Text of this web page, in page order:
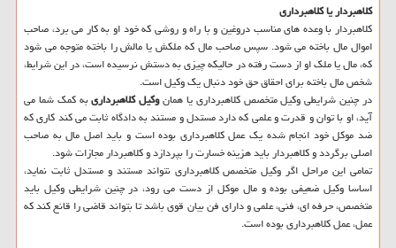
کلاهبردار یا کلاهبرداری
کلاهبردار با وعده های مناسب دروغین و با راه و روشی که خود او به کار می برد، صاحب
اموال مال باخته می شود. سپس صاحب مال که ملکش یا مالش را باخته متوجه می شود
که، مال یا ملک او از دست رفته در حالیکه چیزی به دستش نرسیده است، در این شرایط،
شخص مال باخته برای احقاق حق خود دنبال یک وکیل است.
در چنین شرایطی وکیل متخصص کلاهبرداری یا همانوکیل کلاهبرداریبه کمک شما می
آید، او با توان و قدرت و علمی که دارد مستدل و مستند به دادگاه ثابت می کند کاری که
ضد موکل خود انجام شده یک عمل کلاهبرداری بوده است و باید اصل مال به صاحب
اصلی برگردد و کلاهبردار باید هزینه خسارت را بپردازد و کلاهبردار مجازات شود.
تمامی این مراحل اگر وکیل متخصص کلاهبرداری نتواند مستند و مستدل ثابت نماید،
اساسا وکیل ضعیفی بوده و مال موکل از دست می رود، در چنین شرایطی وکیل باید
متخصص، حرفه ای، فنی، علمی و دارای فن بیان قوی باشد تا بتواند قاضی را قانع کند که
عمل، عمل کلاهبرداری بوده است.